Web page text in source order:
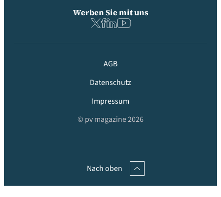
Werben Sie mit uns
AGB
Datenschutz
Impressum
© pv magazine 2026
Nach oben